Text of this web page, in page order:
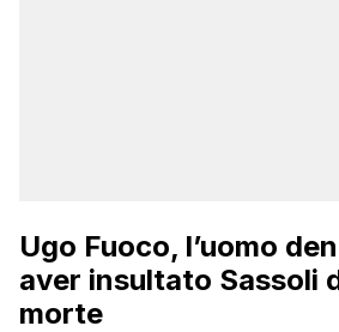
Ugo Fuoco, l’uomo
aver insultato Sassoli
morte